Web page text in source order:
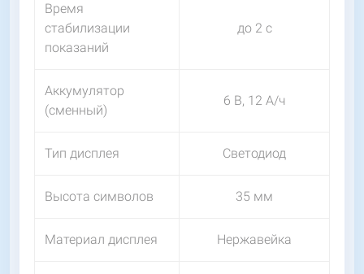
Время
стабилизации
показаний
до 2 с
Аккумулятор
(сменный)
6 В, 12 А/ч
Тип дисплея Светодиод
Высота символов 35 мм
Материал дисплея Нержавейка